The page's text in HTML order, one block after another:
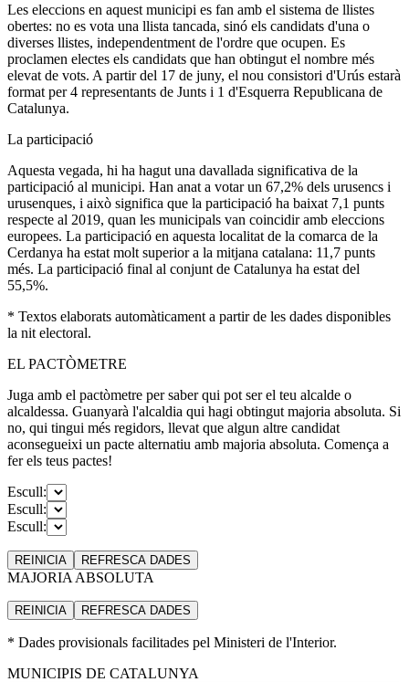
Les eleccions en aquest municipi es fan amb el sistema de llistes
obertes: no es vota una llista tancada, sinó els candidats d'una o
diverses llistes, independentment de l'ordre que ocupen. Es
proclamen electes els candidats que han obtingut el nombre més
elevat de vots. A partir del 17 de juny, el nou consistori d'Urús estarà
format per 4 representants de Junts i 1 d'Esquerra Republicana de
Catalunya.
La participació
Aquesta vegada, hi ha hagut una davallada significativa de la
participació al municipi. Han anat a votar un 67,2% dels urusencs i
urusenques, i això significa que la participació ha baixat 7,1 punts
respecte al 2019, quan les municipals van coincidir amb eleccions
europees. La participació en aquesta localitat de la comarca de la
Cerdanya ha estat molt superior a la mitjana catalana: 11,7 punts
més. La participació final al conjunt de Catalunya ha estat del
55,5%.
* Textos elaborats automàticament a partir de les dades disponibles
la nit electoral.
EL PACTÒMETRE
Juga amb el pactòmetre per saber qui pot ser el teu alcalde o
alcaldessa. Guanyarà l'alcaldia qui hagi obtingut majoria absoluta. Si
no, qui tingui més regidors, llevat que algun altre candidat
aconsegueixi un pacte alternatiu amb majoria absoluta. Comença a
fer els teus pactes!
Escull:
Escull:
Escull:
REINICIA REFRESCA DADES
MAJORIA ABSOLUTA
REINICIA REFRESCA DADES
* Dades provisionals facilitades pel Ministeri de l'Interior.
MUNICIPIS DE CATALUNYA